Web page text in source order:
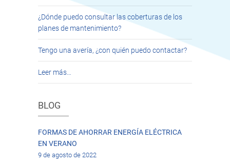
¿Dónde puedo consultar las coberturas de los
planes de mantenimiento?
Tengo una avería, ¿con quién puedo contactar?
Leer más…
BLOG
FORMAS DE AHORRAR ENERGÍA ELÉCTRICA
EN VERANO
9 de agosto de 2022